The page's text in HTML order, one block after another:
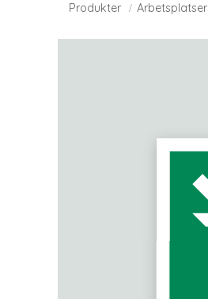
Produkter Arbetsplatser